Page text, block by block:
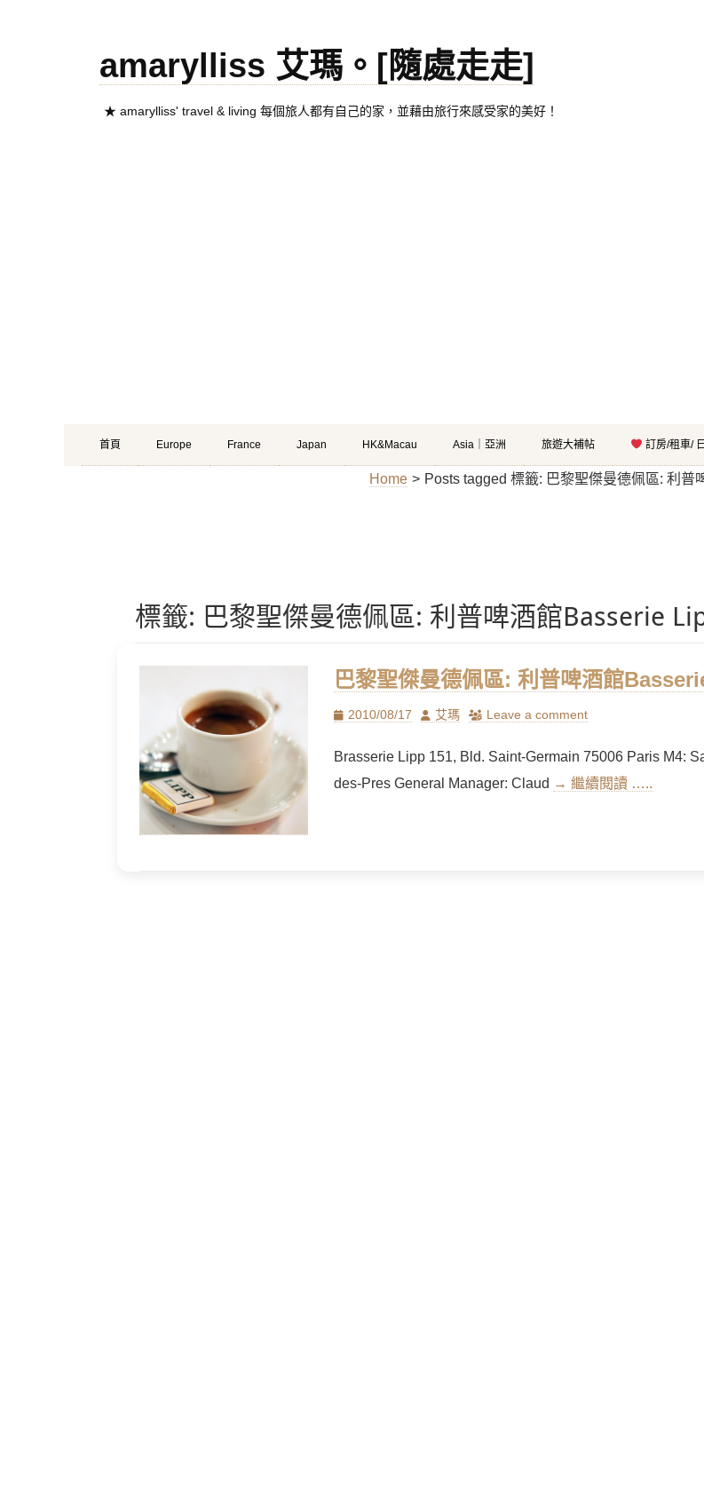
amarylliss 艾瑪。[隨處走走]
★ amarylliss' travel & living 每個旅人都有自己的家，並藉由旅行來感受家的美好！
Primary
Menu
Skip
to
首頁 Europe France Japan HK&Macau Asia｜亞洲 旅遊大補帖 訂房/租車/
Home > Posts tagged 標籤: 巴黎聖傑曼德佩區: 利普
標籤: 巴黎聖傑曼德佩區: 利普啤酒館Basserie
巴黎聖傑曼德佩區: 利普啤酒館
Posted
2010/08/17 Author
艾瑪 Leave a comment
Brasserie Lipp 151, Bld. Saint-Germain 75006 Paris M4:
des-Pres General Manager: Claud → 繼續閱讀 …..